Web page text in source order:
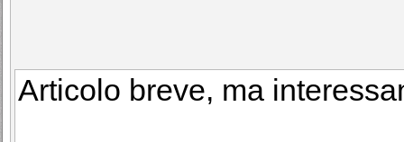
Articolo breve, ma